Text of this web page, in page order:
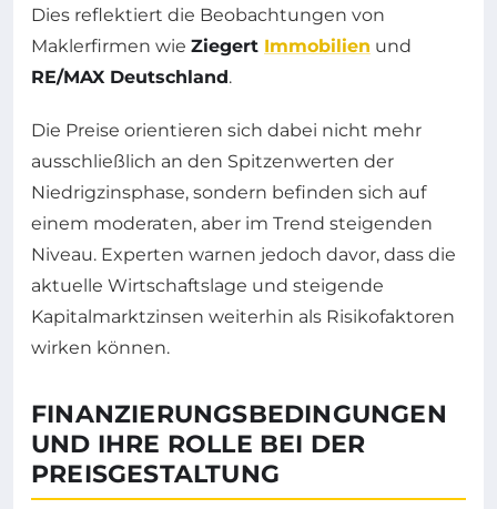
Dies reflektiert die Beobachtungen von
Maklerfirmen wie Ziegert Immobilien und
RE/MAX Deutschland.
Die Preise orientieren sich dabei nicht mehr
ausschließlich an den Spitzenwerten der
Niedrigzinsphase, sondern befinden sich auf
einem moderaten, aber im Trend steigenden
Niveau. Experten warnen jedoch davor, dass die
aktuelle Wirtschaftslage und steigende
Kapitalmarktzinsen weiterhin als Risikofaktoren
wirken können.
FINANZIERUNGSBEDINGUNGEN
UND IHRE ROLLE BEI DER
PREISGESTALTUNG